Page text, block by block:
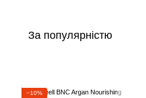
За популярністю
−10%